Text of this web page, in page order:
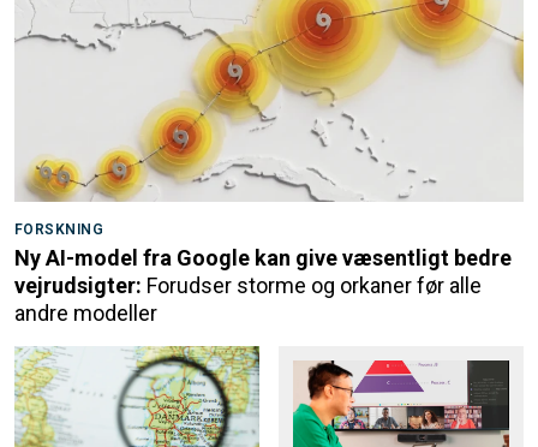
FORSKNING
Ny AI-model fra Google kan give væsentligt bedre
vejrudsigter: Forudser storme og orkaner før alle
andre modeller